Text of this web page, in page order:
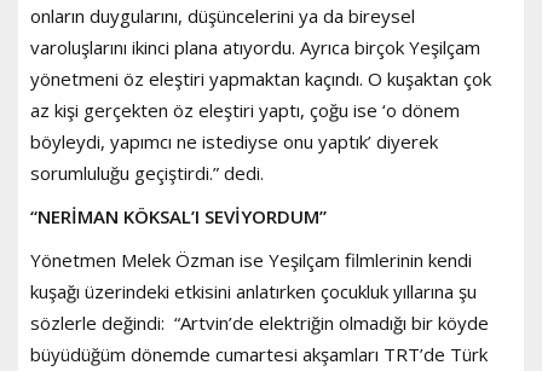
onların duygularını, düşüncelerini ya da bireysel
varoluşlarını ikinci plana atıyordu. Ayrıca birçok Yeşilçam
yönetmeni öz eleştiri yapmaktan kaçındı. O kuşaktan çok
az kişi gerçekten öz eleştiri yaptı, çoğu ise ‘o dönem
böyleydi, yapımcı ne istediyse onu yaptık’ diyerek
sorumluluğu geçiştirdi.” dedi.
“NERİMAN KÖKSAL’I SEVİYORDUM”
Yönetmen Melek Özman ise Yeşilçam filmlerinin kendi
kuşağı üzerindeki etkisini anlatırken çocukluk yıllarına şu
sözlerle değindi: “Artvin’de elektriğin olmadığı bir köyde
büyüdüğüm dönemde cumartesi akşamları TRT’de Türk